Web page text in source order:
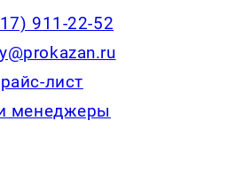
911-22-52
лист
менеджеры